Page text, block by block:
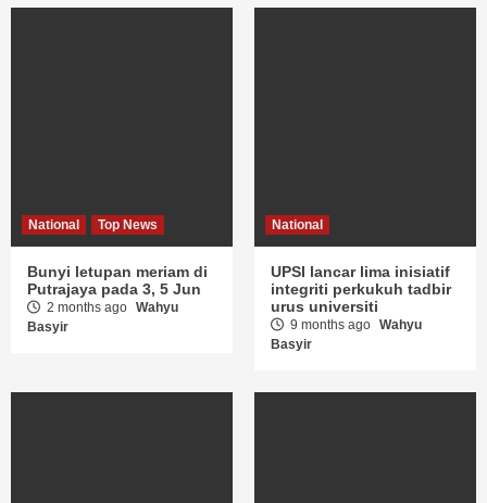
National Top News
Bunyi letupan meriam di
Putrajaya pada 3, 5 Jun
2 months ago Wahyu
Basyir
National
UPSI lancar lima inisiatif
integriti perkukuh tadbir
urus universiti
9 months ago Wahyu
Basyir